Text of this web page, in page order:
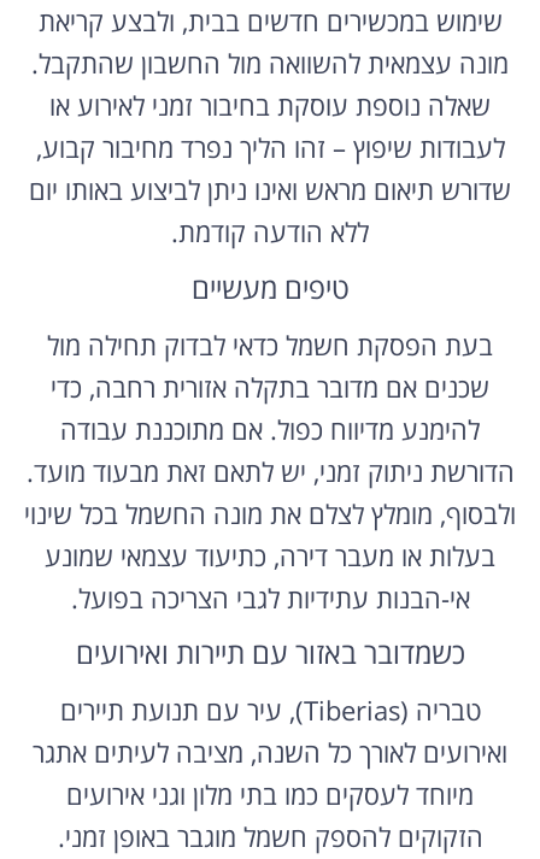
שימוש במכשירים חדשים בבית, ולבצע קריאת
מונה עצמאית להשוואה מול החשבון שהתקבל.
שאלה נוספת עוסקת בחיבור זמני לאירוע או
לעבודות שיפוץ – זהו הליך נפרד מחיבור קבוע,
שדורש תיאום מראש ואינו ניתן לביצוע באותו יום
ללא הודעה קודמת.
טיפים מעשיים
בעת הפסקת חשמל כדאי לבדוק תחילה מול
שכנים אם מדובר בתקלה אזורית רחבה, כדי
להימנע מדיווח כפול. אם מתוכננת עבודה
הדורשת ניתוק זמני, יש לתאם זאת מבעוד מועד.
ולבסוף, מומלץ לצלם את מונה החשמל בכל שינוי
בעלות או מעבר דירה, כתיעוד עצמאי שמונע
אי-הבנות עתידיות לגבי הצריכה בפועל.
כשמדובר באזור עם תיירות ואירועים
טבריה (Tiberias), עיר עם תנועת תיירים
ואירועים לאורך כל השנה, מציבה לעיתים אתגר
מיוחד לעסקים כמו בתי מלון וגני אירועים
הזקוקים להספק חשמל מוגבר באופן זמני.